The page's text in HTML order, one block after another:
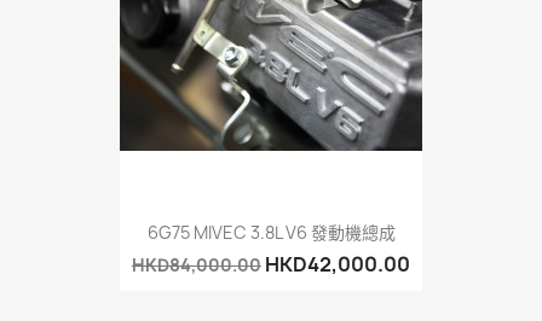
6G75 MIVEC 3.8L V6 發動機總成
HKD84,000.00 HKD42,000.00